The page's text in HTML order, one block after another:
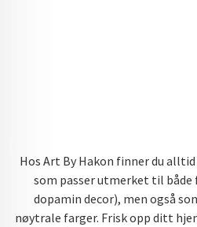
Hos Art By Hakon finner du
som passer utmerket til
dopamin decor), men også
nøytrale farger. Frisk opp ditt